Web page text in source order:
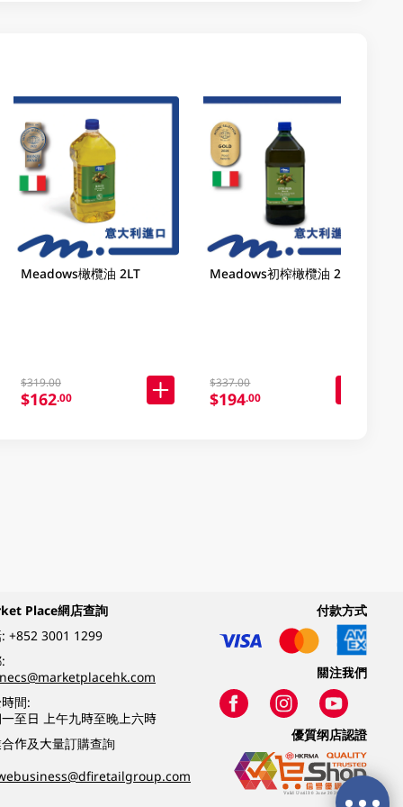
Meadows橄欖油 2LT
$319.00
$162.00
Meadows初榨橄欖油 2LT
$337.00
$194.00
Place網店查詢
:+852 3001 1299
間:
至日 上午九時至晚上六時
作及大量訂購查詢
付款方式
關注我們
優質纲店認證